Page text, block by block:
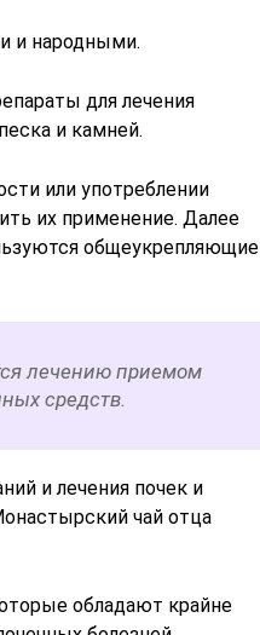
и народными.
для лечения
и камней.
или употреблении
их применение. Далее
общеукрепляющие
лечению приемом
средств.
и лечения почек и
чай отца
обладают крайне